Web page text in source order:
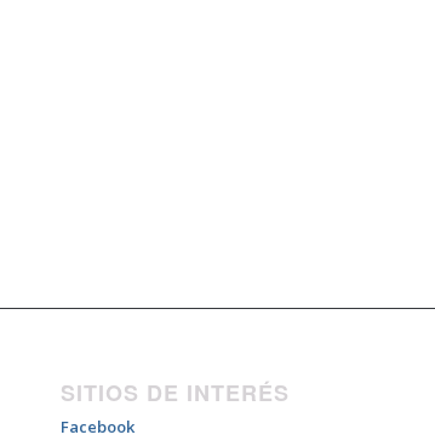
SITIOS DE INTERÉS
Facebook